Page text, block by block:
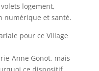
logement,
numérique et santé.
pour ce Village
Anne Gonot, mais
ce dispositif,